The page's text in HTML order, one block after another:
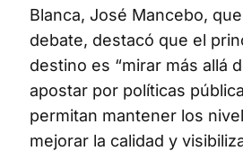
Blanca, José Mancebo,
debate, destacó que el
destino es “mirar más allá
apostar por políticas
permitan mantener los
mejorar la calidad y